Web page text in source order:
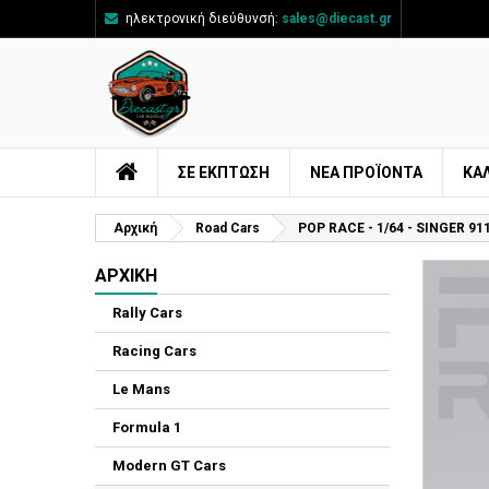
ηλεκτρονική διεύθυνσή: sales@diecast.gr
ΣΕ ΕΚΠΤΩΣΗ ΝΈΑ ΠΡΟΪΌΝΤΑ
Αρχική Road Cars POP RACE - 1/64 - SINGER
ΑΡΧΙΚΉ
Rally Cars
Racing Cars
Le Mans
Formula 1
Modern GT Cars